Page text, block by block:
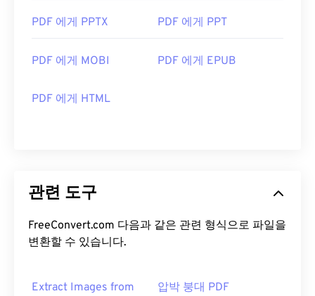
PDF 에게 PPTX PDF 에게 PPT
PDF 에게 MOBI PDF 에게 EPUB
PDF 에게 HTML
관련 도구
FreeConvert.com 다음과 같은 관련 형식으로 파일을
변환할 수 있습니다.
Extract Images from
압박 붕대 PDF